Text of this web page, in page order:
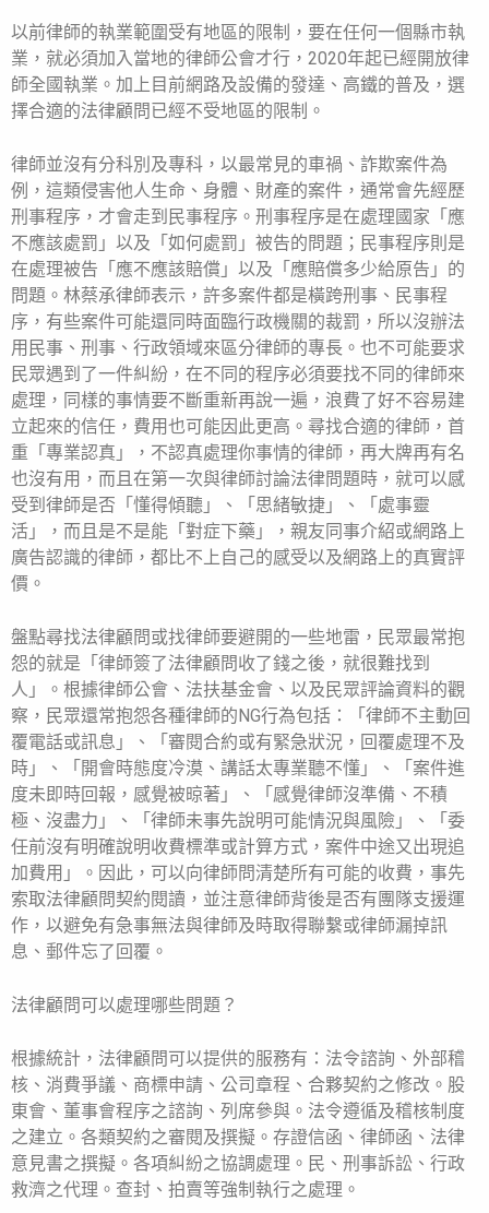
以前律師的執業範圍受有地區的限制，要在任何一個縣市執
業，就必須加入當地的律師公會才行，2020年起已經開放律
師全國執業。加上目前網路及設備的發達、高鐵的普及，選
擇合適的法律顧問已經不受地區的限制。
律師並沒有分科別及專科，以最常見的車禍、詐欺案件為
例，這類侵害他人生命、身體、財產的案件，通常會先經歷
刑事程序，才會走到民事程序。刑事程序是在處理國家「應
不應該處罰」以及「如何處罰」被告的問題；民事程序則是
在處理被告「應不應該賠償」以及「應賠償多少給原告」的
問題。林蔡承律師表示，許多案件都是橫跨刑事、民事程
序，有些案件可能還同時面臨行政機關的裁罰，所以沒辦法
用民事、刑事、行政領域來區分律師的專長。也不可能要求
民眾遇到了一件糾紛，在不同的程序必須要找不同的律師來
處理，同樣的事情要不斷重新再說一遍，浪費了好不容易建
立起來的信任，費用也可能因此更高。尋找合適的律師，首
重「專業認真」，不認真處理你事情的律師，再大牌再有名
也沒有用，而且在第一次與律師討論法律問題時，就可以感
受到律師是否「懂得傾聽」、「思緒敏捷」、「處事靈
活」，而且是不是能「對症下藥」，親友同事介紹或網路上
廣告認識的律師，都比不上自己的感受以及網路上的真實評
價。
盤點尋找法律顧問或找律師要避開的一些地雷，民眾最常抱
怨的就是「律師簽了法律顧問收了錢之後，就很難找到
人」。根據律師公會、法扶基金會、以及民眾評論資料的觀
察，民眾還常抱怨各種律師的NG行為包括：「律師不主動回
覆電話或訊息」、「審閱合約或有緊急狀況，回覆處理不及
時」、「開會時態度冷漠、講話太專業聽不懂」、「案件進
度未即時回報，感覺被晾著」、「感覺律師沒準備、不積
極、沒盡力」、「律師未事先說明可能情況與風險」、「委
任前沒有明確說明收費標準或計算方式，案件中途又出現追
加費用」。因此，可以向律師問清楚所有可能的收費，事先
索取法律顧問契約閱讀，並注意律師背後是否有團隊支援運
作，以避免有急事無法與律師及時取得聯繫或律師漏掉訊
息、郵件忘了回覆。
法律顧問可以處理哪些問題？
根據統計，法律顧問可以提供的服務有：法令諮詢、外部稽
核、消費爭議、商標申請、公司章程、合夥契約之修改。股
東會、董事會程序之諮詢、列席參與。法令遵循及稽核制度
之建立。各類契約之審閱及撰擬。存證信函、律師函、法律
意見書之撰擬。各項糾紛之協調處理。民、刑事訴訟、行政
救濟之代理。查封、拍賣等強制執行之處理。